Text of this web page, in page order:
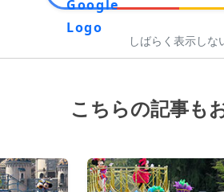
しばらく表示しな
こちらの記事も